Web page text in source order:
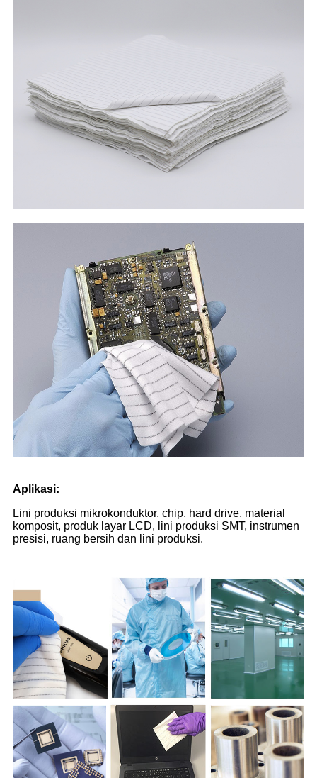
Aplikasi:
Lini produksi mikrokonduktor, chip, hard drive, material
komposit, produk layar LCD, lini produksi SMT, instrumen
presisi, ruang bersih dan lini produksi.